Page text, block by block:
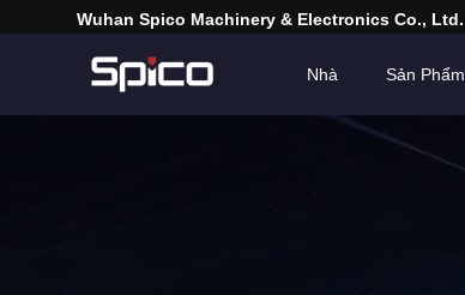
Wuhan Spico Machinery & Electronics Co., Ltd.
Nhà Sản Phẩm